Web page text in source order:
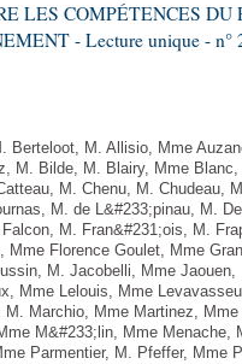
LES COMPÉTENCES
- Lecture unique - n°
Berteloot, M. Allisio, Mme
M. Bilde, M. Blairy, Mme
M. Chenu, M. Chudeau,
M. de L&#233;pinau, M.
M. Fran&#231;ois, M.
Florence Goulet, Mme
M. Jacobelli, Mme
Mme Lelouis, Mme
Marchio, Mme Martinez,
M&#233;lin, Mme Menache,
Parmentier, M. Pfeffer, Mme